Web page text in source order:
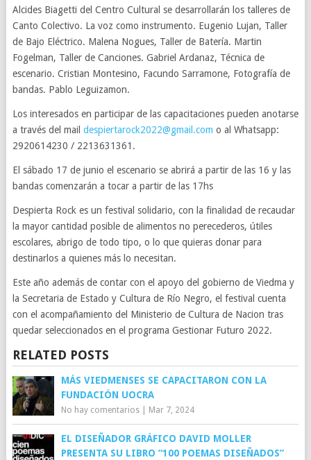
Alcides Biagetti del Centro Cultural se desarrollarán los talleres de
Canto Colectivo. La voz como instrumento. Eugenio Lujan, Taller
de Bajo Eléctrico. Malena Nogues, Taller de Batería. Martin
Fogelman, Taller de Canciones. Gabriel Ardanaz, Técnica de
escenario. Cristian Montesino, Facundo Sarramone, Fotografía de
bandas. Pablo Leguizamon.
Los interesados en participar de las capacitaciones pueden anotarse
a través del mail despiertarock2022@gmail.com o al Whatsapp:
2920614230 / 2213631361.
El sábado 17 de junio el escenario se abrirá a partir de las 16 y las
bandas comenzarán a tocar a partir de las 17hs
Despierta Rock es un festival solidario, con la finalidad de recaudar
la mayor cantidad posible de alimentos no perecederos, útiles
escolares, abrigo de todo tipo, o lo que quieras donar para
destinarlos a quienes más lo necesitan.
Este año además de contar con el apoyo del gobierno de Viedma y
la Secretaria de Estado y Cultura de Río Negro, el festival cuenta
con el acompañamiento del Ministerio de Cultura de Nacion tras
quedar seleccionados en el programa Gestionar Futuro 2022.
RELATED POSTS
MÁS VIEDMENSES SE CAPACITARON CON LA
FUNDACIÓN UOCRA
No hay comentarios| Mar 7, 2024
EL DISEÑADOR GRÁFICO DAVID MOLLER
PRESENTA SU LIBRO “100 POEMAS DISEÑADOS”